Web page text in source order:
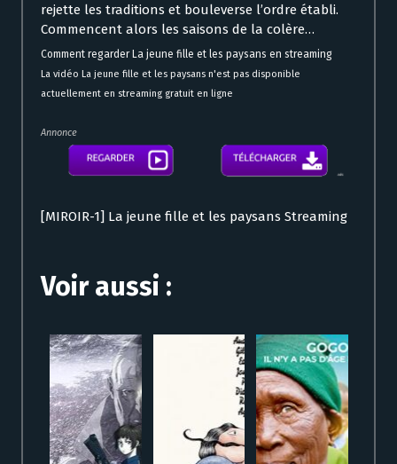
rejette les traditions et bouleverse l’ordre établi.
Commencent alors les saisons de la colère…
Comment regarder La jeune fille et les paysans en streaming
La vidéo La jeune fille et les paysans n'est pas disponible
actuellement en streaming gratuit en ligne
Annonce
[MIROIR-1] La jeune fille et les paysans Streaming
Voir aussi :